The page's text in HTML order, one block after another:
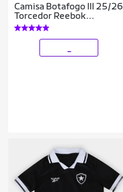
Camisa Botafogo III 25/26
Torcedor Reebok
Feminina